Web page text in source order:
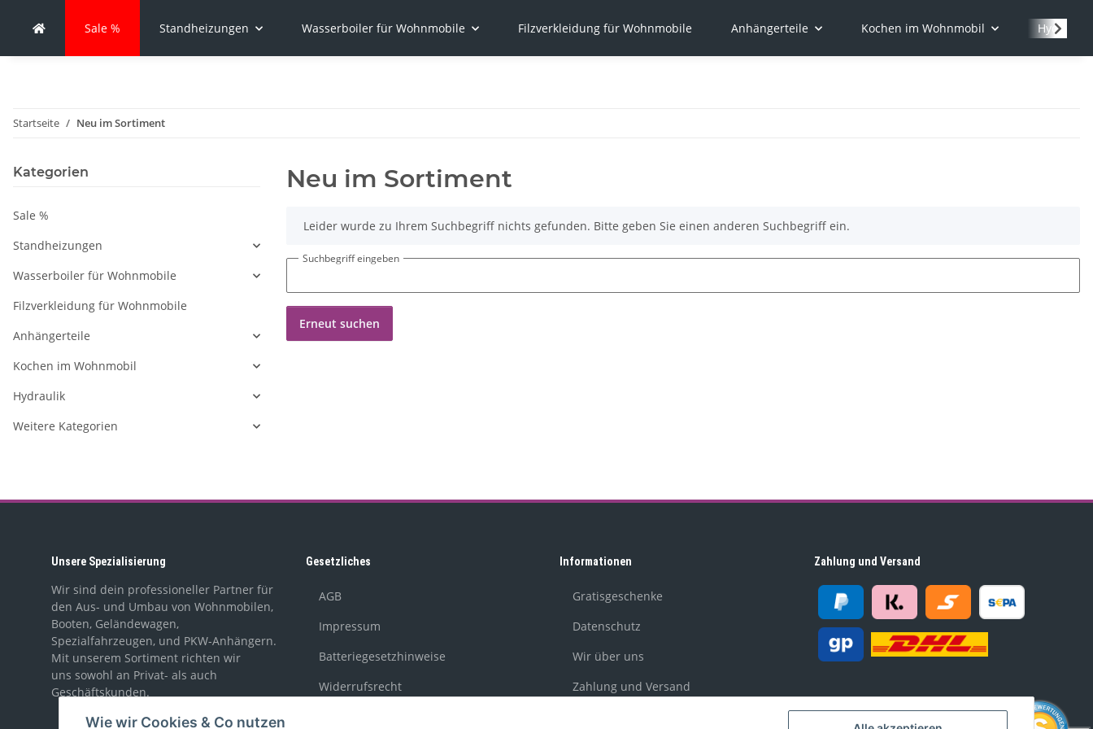
Wie wir Cookies & Co nutzen
Sale % Standheizungen Wasserboiler für Wohnmobile Filzverkleidung für Wohnmobile Anhängerteile Kochen im Wohnmobil Hydraulik
Startseite Neu im Sortiment
Neu im Sortiment
xLeider wurde zu Ihrem Suchbegriff nichts gefunden. Bitte geben Sie einen anderen Suchbegriff ein.
Suchbegriff eingeben
Erneut suchen
Kategorien
Sale %
Standheizungen
Wasserboiler für Wohnmobile
Filzverkleidung für Wohnmobile
Anhängerteile
Kochen im Wohnmobil
Hydraulik
Weitere Kategorien
Unsere Spezialisierung
Wir sind dein professioneller Partner für
den Aus- und Umbau von Wohnmobilen,
Booten, Geländewagen,
Spezialfahrzeugen, und PKW-Anhängern.
Mit unserem Sortiment richten wir
uns sowohl an Privat- als auch
Geschäftskunden.
Gesetzliches
AGB
Impressum
Batteriegesetzhinweise
Widerrufsrecht
Informationen
Gratisgeschenke
Datenschutz
Wir über uns
Zahlung und Versand
Zahlung und Versand